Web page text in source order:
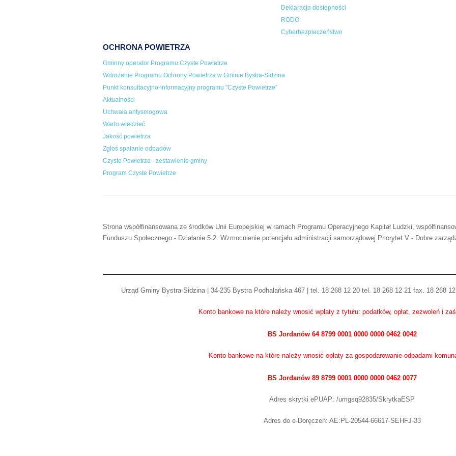
Deklaracja dostępności
RODO
Cyberbezpieczeństwo
OCHRONA POWIETRZA
Gminny operator Programu Czyste Powietrze
Wdrożenie Programu Ochrony Powietrza w Gminie Bystra-Sidzina
Punkt konsultacyjno-informacyjny programu "Czyste Powietrze”
Aktualności
Uchwała antysmogowa
Warto wiedzieć
Jakość powietrza
Zgłoś spalanie odpadów
Czyste Powietrze - zestawienie gminy
Program Czyste Powietrze
Strona współfinansowana ze środków Unii Europejskiej w ramach Programu Operacyjnego Kapitał Ludzki,
Funduszu Społecznego - Działanie 5.2. Wzmocnienie potencjału administracji samorządowej Priorytet V - Dobre
Urząd Gminy Bystra-Sidzina | 34-235 Bystra Podhalańska 467 | tel. 18 268 12 20 tel. 18 268 12 21 fax. 18 268 12
Konto bankowe na które należy wnosić wpłaty z tytułu: podatków, opłat, zezwoleń i
BS Jordanów 64 8799 0001 0000 0000 0462 0042
Konto bankowe na które należy wnosić opłaty za gospodarowanie odpadami
BS Jordanów 89 8799 0001 0000 0000 0462 0077
Adres skrytki ePUAP: /umgsq92835/SkrytkaESP
Adres do e-Doręczeń: AE:PL-20544-66617-SEHFJ-33